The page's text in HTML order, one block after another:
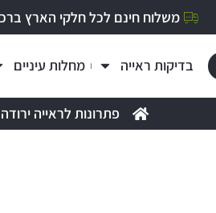
משלוח חינם לכל חלקי הארץ ברכישה
בדיקות ראייה מחלות עיניים
פתרונות לראייה ירודה